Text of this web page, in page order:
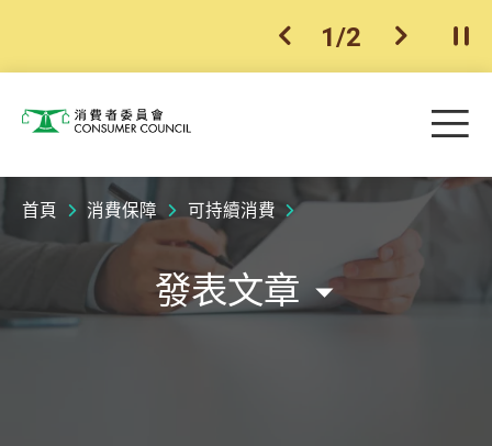
上一個
1/2 下一個開
消費者委員會 目
首頁 消費保障 可持續消費
發表文章